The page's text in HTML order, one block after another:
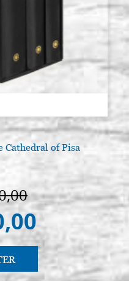
Cathedral of Pisa